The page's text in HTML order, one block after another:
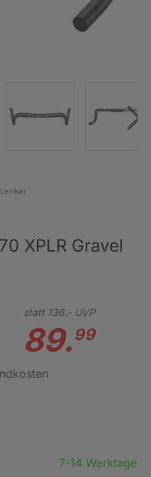
Lenker
XPLR Gravel
statt 136.-UVP
89.99
7-14 Werktage